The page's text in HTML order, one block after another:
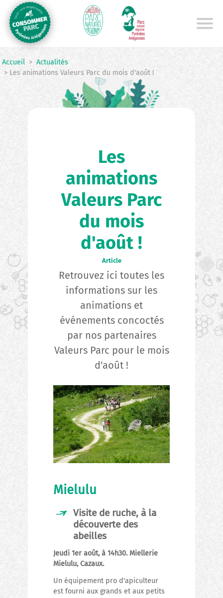
contenu
principal
Accueil > Actualités
> Les animations Valeurs Parc du mois d'août !
Les
animations
Valeurs Parc
du mois
d'août !
Article
Retrouvez ici toutes les
informations sur les
animations et
événements concoctés
par nos partenaires
Valeurs Parc pour le mois
d'août !
Mielulu
Visite de ruche, à la
découverte des
abeilles
Jeudi 1er août, à 14h30. Miellerie
Mielulu, Cazaux.
Un équipement pro d'apiculteur
est fourni aux grands et aux petits